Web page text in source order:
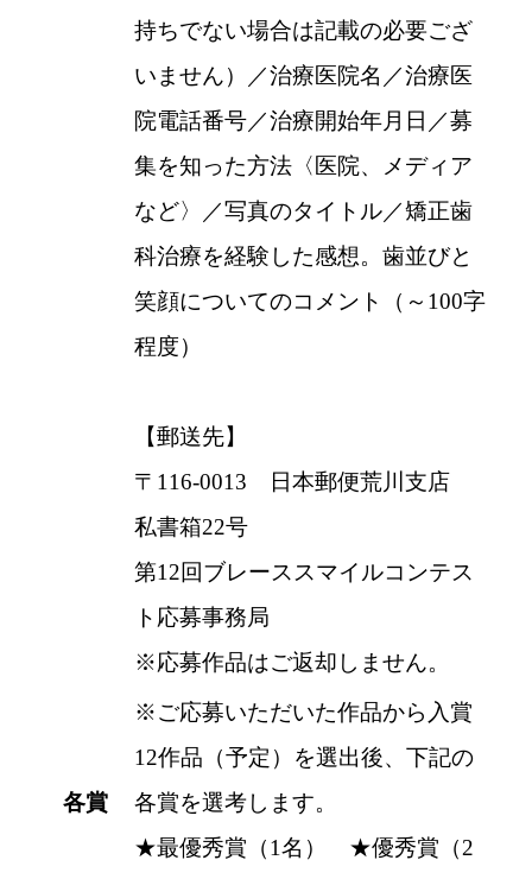
持ちでない場合は記載の必要ござ
いません）／治療医院名／治療医
院電話番号／治療開始年月日／募
集を知った方法〈医院、メディア
など〉／写真のタイトル／矯正歯
科治療を経験した感想。歯並びと
笑顔についてのコメント（～100字
程度）
【郵送先】
〒116-0013 日本郵便荒川支店
私書箱22号
第12回ブレーススマイルコンテス
ト応募事務局
※応募作品はご返却しません。
各賞
※ご応募いただいた作品から入賞
12作品（予定）を選出後、下記の
各賞を選考します。
★最優秀賞（1名） ★優秀賞（2